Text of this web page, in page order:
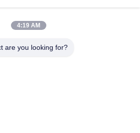
4:19 AM
are you looking for?